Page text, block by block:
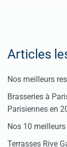
Articles
Nos meilleurs
Brasseries à
Parisiennes en
Nos 10
Terrasses Rive